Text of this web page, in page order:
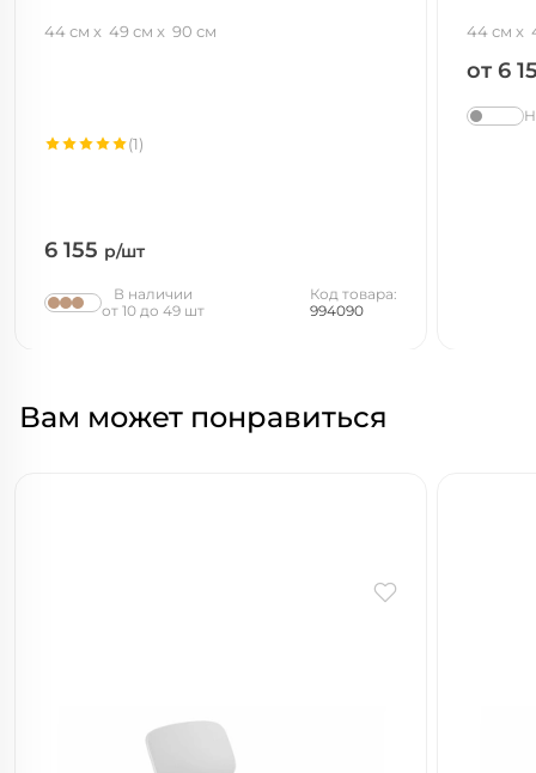
44 см 49 см 90 см
6 155 р/шт
(1)
В наличии
от 10 до 49 шт
Код товара:
994090
44 см
от 6
Вам может понравиться